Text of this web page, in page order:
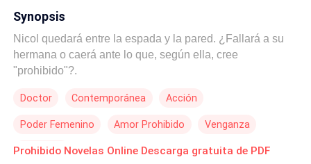
Synopsis
Nicol quedará entre la espada y la pared. ¿Fallará a su
hermana o caerá ante lo que, según ella, cree
"prohibido"?.
Doctor Contemporánea Acción
Poder Femenino Amor Prohibido Venganza
Mujeriego
Prohibido Novelas Online Descarga gratuita de PDF